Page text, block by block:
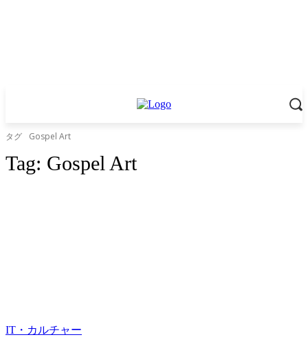
タグ Gospel Art
Tag: Gospel Art
IT・カルチャー